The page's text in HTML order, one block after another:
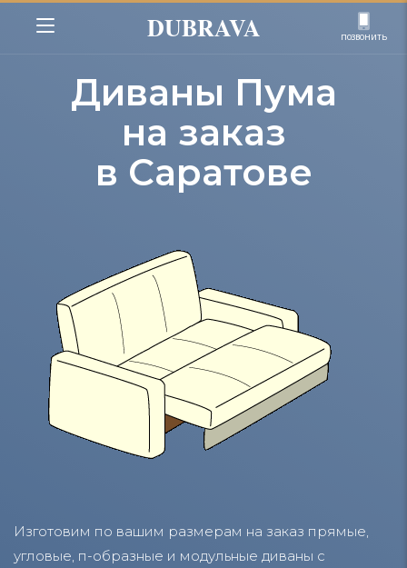
DUBRAVA позвонить
Диваны Пума
на заказ
в Саратове
Изготовим по вашим размерам на заказ прямые,
угловые, п-образные и модульные диваны с